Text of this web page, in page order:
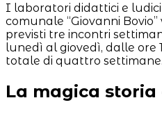
I laboratori didattici e
comunale “Giovanni
previsti tre incontri
lunedì al giovedì, dalle ore
totale di quattro settimane.
La magica